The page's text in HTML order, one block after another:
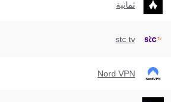
ثمانية
stc tv
Nord VPN